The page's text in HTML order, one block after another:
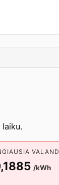
/kWh